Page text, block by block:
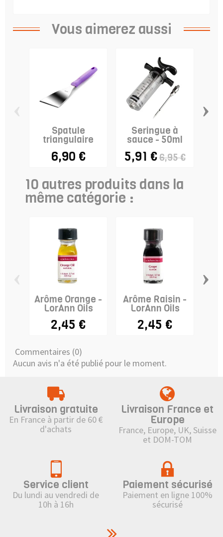
Vous aimerez aussi
Spatule
triangulaire
6,90 €
Seringue à
sauce - 50ml
5,91 €6,95 €
›
10 autres produits dans la
même catégorie :
Arôme Orange -
LorAnn Oils
2,45 €
Arôme Raisin -
LorAnn Oils
2,45 €
›
Commentaires (0)
Aucun avis n'a été publié pour le moment.
Livraison gratuite
En France à partir de 60 €
d'achats
Livraison France et
Europe
France, Europe, UK, Suisse
et DOM-TOM
Service client
Du lundi au vendredi de
10h à 16h
Paiement sécurisé
Paiement en ligne 100%
sécurisé